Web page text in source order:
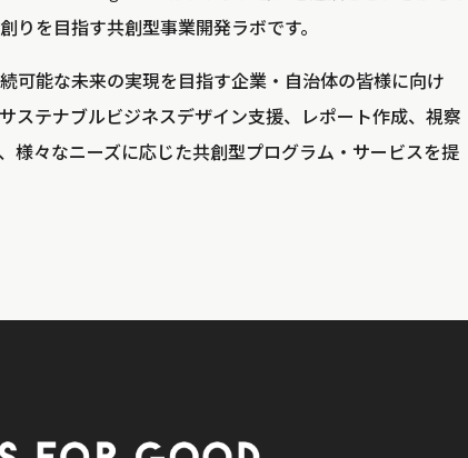
りを目指す共創型事業開発ラボです。
可能な未来の実現を目指す企業・自治体の皆様に向け
ステナブルビジネスデザイン支援、レポート作成、視察
様々なニーズに応じた共創型プログラム・サービスを提